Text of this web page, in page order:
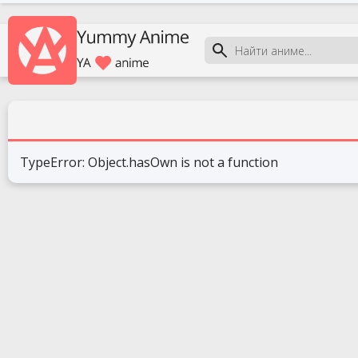
TypeError: Object.hasOwn is not a function